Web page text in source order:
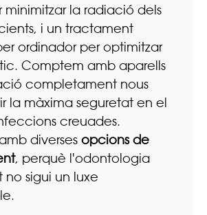
la radiació dels
i un tractament
ordinador per optimitzar
Comptem amb aparells
completament nous
la màxima seguretat en el
creuades.
diverses opcions de
, perquè l'odontologia
sigui un luxe